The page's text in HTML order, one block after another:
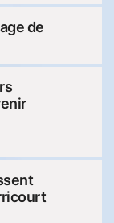
de